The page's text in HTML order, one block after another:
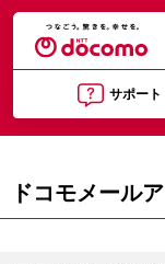
サポート
ドコモメール